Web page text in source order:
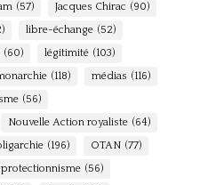
(57) Jacques Chirac (90)
libre-échange (52)
(60) légitimité (103)
(118) médias (116)
(56)
Nouvelle Action royaliste (64)
(196) OTAN (77)
protectionnisme (56)